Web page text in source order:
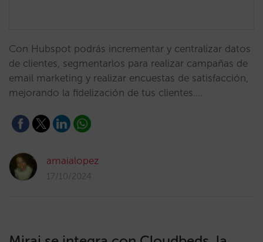
Con Hubspot podrás incrementar y centralizar datos
de clientes, segmentarlos para realizar campañas de
email marketing y realizar encuestas de satisfacción,
mejorando la fidelización de tus clientes.…
amaialopez
17/10/2024